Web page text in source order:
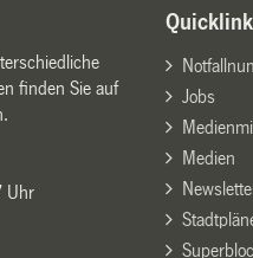
finden Sie auf
Uhr
Jobs
Medien